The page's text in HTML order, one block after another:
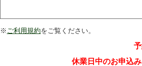
※ ご利用規約をご覧ください。
休業日中のお申込